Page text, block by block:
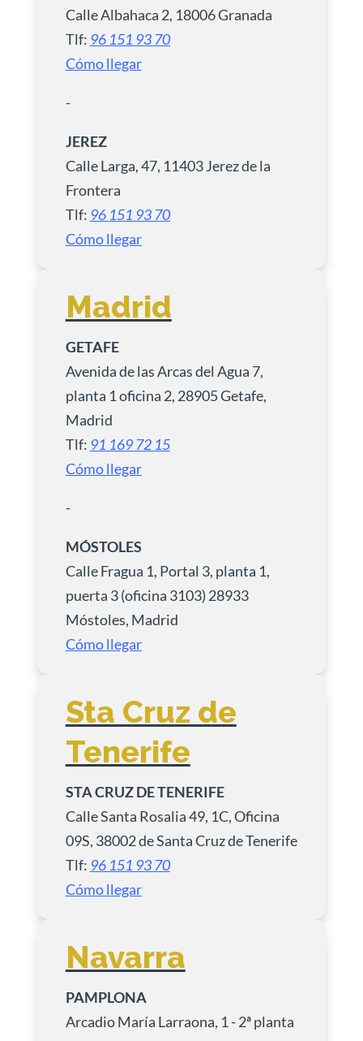
Calle Albahaca 2, 18006 Granada
Tlf: 96 151 93 70
Cómo llegar
-
JEREZ
Calle Larga, 47, 11403 Jerez de la
Frontera
Tlf: 96 151 93 70
Cómo llegar
Madrid
GETAFE
Avenida de las Arcas del Agua 7,
planta 1 oficina 2, 28905 Getafe,
Madrid
Tlf: 91 169 72 15
Cómo llegar
-
MÓSTOLES
Calle Fragua 1, Portal 3, planta 1,
puerta 3 (oficina 3103) 28933
Móstoles, Madrid
Cómo llegar
Sta Cruz de
Tenerife
STA CRUZ DE TENERIFE
Calle Santa Rosalia 49, 1C, Oficina
09S, 38002 de Santa Cruz de Tenerife
Tlf: 96 151 93 70
Cómo llegar
Navarra
PAMPLONA
Arcadio María Larraona, 1 - 2ª planta